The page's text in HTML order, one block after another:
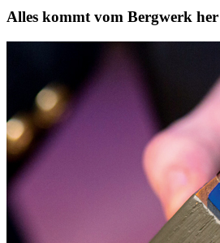
Alles kommt vom Bergwerk her